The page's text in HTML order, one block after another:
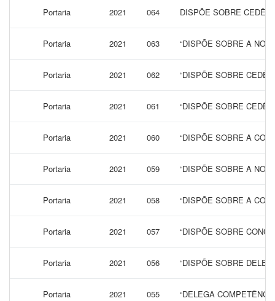
Portaria 2021 064 DISPÕE SOBRE
Portaria 2021 063 “DISPÕE SOBRE A
Portaria 2021 062 “DISPÕE SOBRE
Portaria 2021 061 “DISPÕE SOBRE
Portaria 2021 060 “DISPÕE SOBRE A
Portaria 2021 059 “DISPÕE SOBRE A
Portaria 2021 058 “DISPÕE SOBRE A
Portaria 2021 057 “DISPÕE SOBRE
Portaria 2021 056 “DISPÕE SOBRE
Portaria 2021 055 “DELEGA